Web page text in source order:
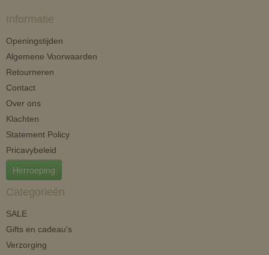
Informatie
Openingstijden
Algemene Voorwaarden
Retourneren
Contact
Over ons
Klachten
Statement Policy
Pricavybeleid
Herroeping
Categorieën
SALE
Gifts en cadeau's
Verzorging